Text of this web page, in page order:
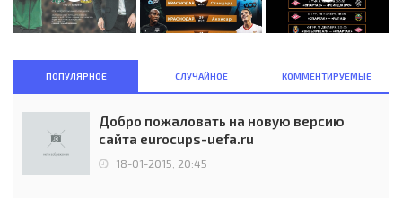
ПОПУЛЯРНОЕ СЛУЧАЙНОЕ КОММЕНТИРУЕМЫЕ
Добро пожаловать на новую версию
сайта eurocups-uefa.ru
18-01-2015, 20:45